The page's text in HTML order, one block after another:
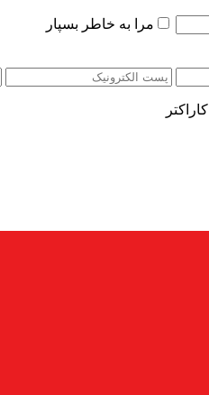
مرا به خاطر بسپار